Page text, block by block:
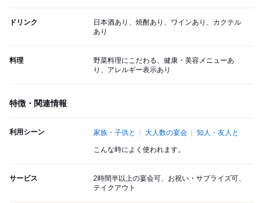
ドリンク
日本酒あり、焼酎あり、ワインあり、カクテル
あり
料理
野菜料理にこだわる、健康・美容メニューあ
り、アレルギー表示あり
特徴・関連情報
利用シーン 家族・子供と 大人数の宴会 知人・友人と
こんな時によく使われます。
サービス
2時間半以上の宴会可、お祝い・サプライズ可、
テイクアウト